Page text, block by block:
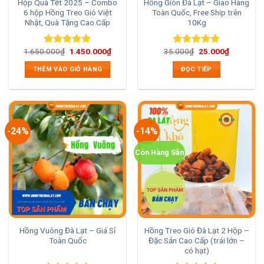
Hộp Quà Tết 2025 – Combo
6 hộp Hồng Treo Gió Việt
Nhật, Quà Tặng Cao Cấp
Được xếp
hạng5.00
5 sao
1.650.000₫ Giá
là:
1.650.000₫.
1.450.000₫Giá
THÊM VÀO GIỎ HÀNG
Hồng Giòn Đà Lạt – Giao Hàng
Toàn Quốc, Free Ship trên
10Kg
Được xếp
hạng5.00
5 sao
35.000₫ Giá
là:
35.000₫.
25.000₫Giá
hiện
ĐỌC TIẾP
-24%
Hồng Vuông Đà Lạt – Giá Sỉ
Toàn Quốc
-14%
Còn Hàng Sẵn
Hồng Treo Gió Đà Lạt 2 Hộp –
Đặc Sản Cao Cấp (trái lớn –
có hạt)